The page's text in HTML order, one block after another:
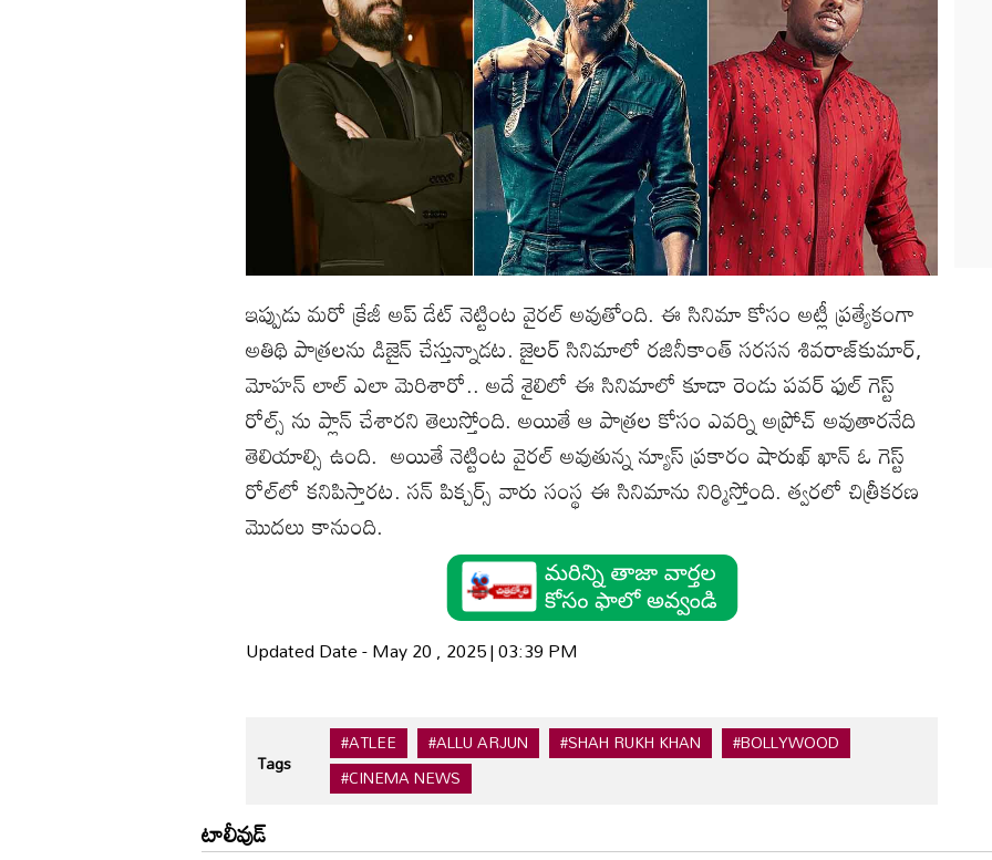
ఇప్పుడు మరో క్రేజీ అప్‌ డేట్‌ నెట్టింట వైరల్‌ అవుతోంది. ఈ సినిమా కోసం అట్లీ ప్రత్యేకంగా
అతిథి పాత్రలను డిజైన్‌ చేస్తున్నాడట. జైలర్‌ సినిమాలో రజినీకాంత్‌ సరసన శివరాజ్‌కుమార్‌,
మోహన్‌ లాల్‌ ఎలా మెరిశారో.. అదే శైలిలో ఈ సినిమాలో కూడా రెండు పవర్‌ ఫుల్‌ గెస్ట్‌
రోల్స్‌ ను ప్లాన్‌ చేశారని తెలుస్తోంది. అయితే ఆ పాత్రల కోసం ఎవర్ని అప్రోచ్‌ అవుతారనేది
తెలియాల్సి ఉంది. అయితే నెట్టింట వైరల్‌ అవుతున్న న్యూస్‌ ప్రకారం షారుఖ్‌ ఖాన్‌ ఓ గెస్ట్‌
రోల్‌లో కనిపిస్తారట. సన్‌ పిక్చర్స్‌ వారు సంస్థ ఈ సినిమాను నిర్మిస్తోంది. త్వరలో చిత్రీకరణ
మొదలు కానుంది.
Updated Date - May 20 , 2025 | 03:39 PM
Tags
#ATLEE #ALLU ARJUN #SHAH RUKH KHAN
#BOLLYWOOD
#CINEMA NEWS
టాలీవుడ్